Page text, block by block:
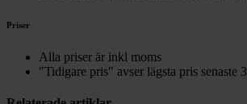
Priser
Alla priser är inkl moms
"Tidigare pris" avser lägsta pris senaste